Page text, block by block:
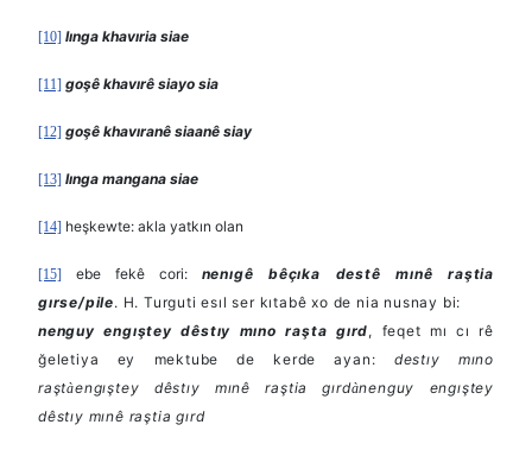
[10] lınga khavıria siae
[11] goşê khavırê siayo sia
[12] goşê khavıranê siaanê siay
[13] lınga mangana siae
[14] heşkewte: akla yatkın olan
[15] ebe fekê cori: nenıgê bêçıka destê mınê raştia
gırse/pile. H. Turguti esıl ser kıtabê xo de nia nusnay bi:
nenguy engıştey dêstıy mıno raşta gırd, feqet mı cı rê
ğeletiya ey mektube de kerde ayan: destıy mıno
raştàengıştey dêstıy mınê raştia gırdànenguy engıştey
dêstıy mınê raştia gırd